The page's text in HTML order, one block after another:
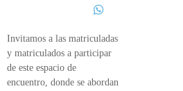
Invitamos a las matriculadas
y matriculados a participar
de este espacio de
encuentro, donde se abordan